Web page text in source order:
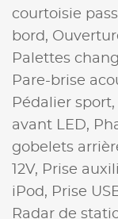
courtoisie
bord,
Palettes
Pare-brise
Pédalier sport,
avant LED,
gobelets
12V, Prise
iPod, Prise
Radar de